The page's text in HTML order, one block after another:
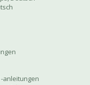
anleitungen